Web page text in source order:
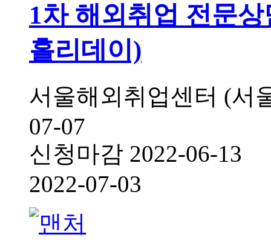
1차 해외취업 전문
홀리데이)
서울해외취업센터 (서
07-07
신청마감 2022-06-13
2022-07-03